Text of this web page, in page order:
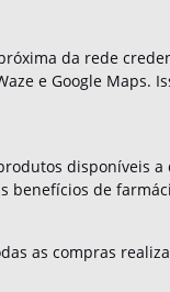
da rede
e Google Maps.
disponíveis
benefícios de
as compras